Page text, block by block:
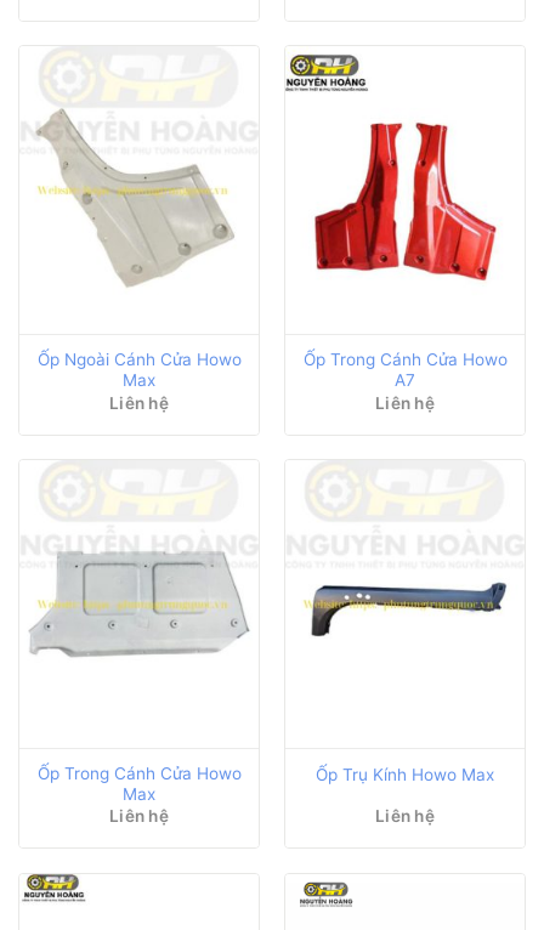
Ốp Ngoài Cánh Cửa Howo
Max
Liên hệ
Ốp Trong Cánh Cửa Howo
A7
Liên hệ
Ốp Trong Cánh Cửa Howo
Max
Liên hệ
Ốp Trụ Kính Howo Max
Liên hệ